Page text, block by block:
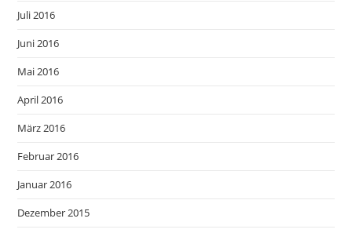
Juli 2016
Juni 2016
Mai 2016
April 2016
März 2016
Februar 2016
Januar 2016
Dezember 2015